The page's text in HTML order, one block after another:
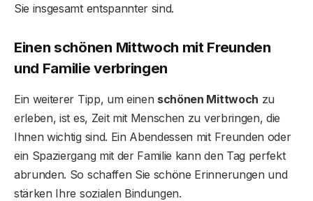
Sie insgesamt entspannter sind.
Einen schönen Mittwoch mit Freunden
und Familie verbringen
Ein weiterer Tipp, um einen schönen Mittwoch zu
erleben, ist es, Zeit mit Menschen zu verbringen, die
Ihnen wichtig sind. Ein Abendessen mit Freunden oder
ein Spaziergang mit der Familie kann den Tag perfekt
abrunden. So schaffen Sie schöne Erinnerungen und
stärken Ihre sozialen Bindungen.